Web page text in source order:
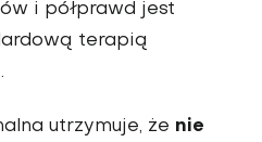
i półprawd jest
terapią
utrzymuje, że nie